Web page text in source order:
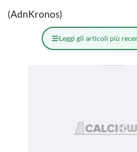
(AdnKronos)
Leggi gli articoli più